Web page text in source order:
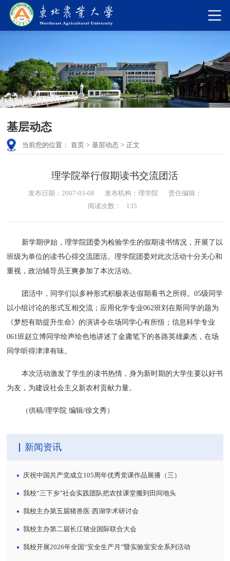
基层动态
当前您的位置： 首页 > 基层动态 > 正文
理学院举行假期读书交流团活
发布日期：2007-03-08 发布机构：理学院
责任编辑：
阅读次数：
135
新学期伊始，理学院团委为检验学生的假期读书情况，开展了以
班级为单位的读书心得交流团活。理学院团委对此次活动十分关心和
重视，政治辅导员王爽参加了本次活动。
团活中，同学们以多种形式积极表达假期看书之所得。05级同学
以小组讨论的形式互相交流；应用化学专业062班刘在斯同学的题为
《梦想有助提升生命》的演讲令在场同学心有所悟；信息科学专业
061班赵立博同学绘声绘色地讲述了金庸笔下的各路英雄豪杰，在场
同学听得津津有味。
本次活动激发了学生的读书热情，身为新时期的大学生要以好书
为友，为建设社会主义新农村贡献力量。
（供稿/理学院 编辑/徐文秀）
新闻资讯
庆祝中国共产党成立105周年优秀党课作品展播（三）
我校“三下乡”社会实践团队把农技课堂搬到田间地头
我校主办第五届猪兽医·西湖学术研讨会
我校主办第二届长江猪业国际联合大会
我校开展2026年全国“安全生产月”暨实验室安全系列活动